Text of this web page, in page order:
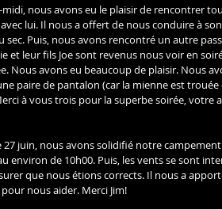
midi, nous avons eu le plaisir de rencontrer
lui. Il nous a offert de nous conduire à
sec. Puis, nous avons rencontré un autre
et leur fils Joe sont revenus nous voir en
Nous avons eu beaucoup de plaisir. Nous
paire de pantalon (car la mienne est
à vous trois pour la superbe soirée, votre
27 juin, nous avons solidifié notre
environ de 10h00. Puis, les vents se sont
que nous étions corrects. Il nous a
nous aider. Merci Jim!